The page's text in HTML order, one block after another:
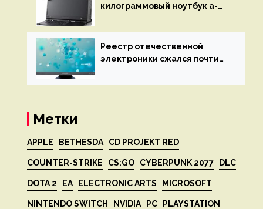
килограммовый ноутбук a-
до 3 Тбайт DDR5 и шесть
дисплеев
Реестр отечественной
электроники сжался почти
Метки
APPLE BETHESDA CD PROJEKT RED
COUNTER-STRIKE CS:GO CYBERPUNK 2077 DLC
DOTA 2 EA ELECTRONIC ARTS MICROSOFT
NINTENDO SWITCH NVIDIA PC PLAYSTATION